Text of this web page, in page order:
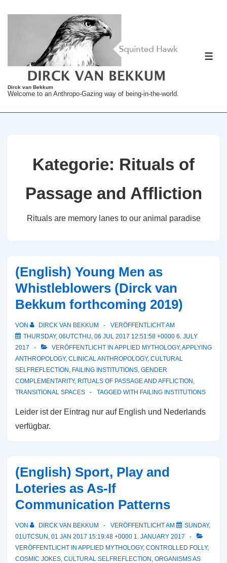
Dirck van Bekkum
Welcome to an Anthropo-Gazing way of being-in-the-world.
Kategorie: Rituals of
Passage and Affliction
Rituals are memory lanes to our animal paradise
(English) Young Men as
Whistleblowers (Dirck van
Bekkum forthcoming 2019)
VON DIRCK VAN BEKKUM
VERÖFFENTLICHT AM
THURSDAY, 06UTCTHU, 06 JUL 2017 12:51:58 +0000 6. JULY
2017
VERÖFFENTLICHT IN APPLIED MYTHOLOGY, APPLYING
ANTHROPOLOGY, CLINICAL ANTHROPOLOGY, CULTURAL
SELFREFLECTION FAILING INSTITUTIONS GENDER
COMPLEMENTARITY, RITUALS OF PASSAGE AND AFFLICTION
TRANSITIONAL SPACES
TAGGED WITH FAILING INSTITUTIONS
Leider ist der Eintrag nur auf English und Nederlands
verfügbar.
(English) Sport, Play and
Loteries as As-If
Communication Patterns
VON DIRCK VAN BEKKUM VERÖFFENTLICHT AM
SUNDAY,
01UTCSUN, 01 JAN 2017 15:19:48 +0000 1. JANUARY 2017
VERÖFFENTLICHT IN APPLIED MYTHOLOGY, CONTROLLED FOLLY,
COSMIC JOKES CULTURAL SELFREFLECTION ORGANISMS AS